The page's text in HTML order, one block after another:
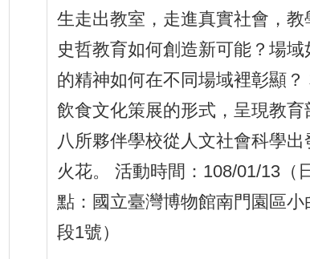
生走出教室，走進真實社會，
史哲教育如何創造新可能？場
的精神如何在不同場域裡彰顯
飲食文化策展的形式，呈現教
八所夥伴學校從人文社會科學
火花。 活動時間：108/01/13（
點：國立臺灣博物館南門園區
段1號）